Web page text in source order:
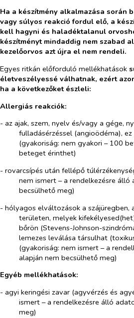
Ha a készítmény alkalmazása során
vagy súlyos reakció fordul elő, a
kell hagyni és haladéktalanul
készítményt mindaddig nem szabad
kezelőorvos azt újra el nem rendeli.
Egyes ritkán előforduló mellékhatások
életveszélyessé válhatnak, ezért
ha a következőket észleli:
Allergiás reakciók:
- az ajak, szem, nyelv és/vagy a gége,
fulladásérzéssel (angioödéma),
(gyakoriság: nem gyakori – 100
beteget érinthet)
- rovarcsípés után fellépő
nem ismert – a rendelkezésre álló
becsülhető meg)
- hólyagos elváltozások a szájüregben,
területen, melyek
bőrön (Stevens-Johnson-
lemezes leválása társulhat
(gyakoriság: nem ismert – a
alapján nem becsülhető meg)
Egyéb mellékhatások:
- agyi keringési zavar (agyvérzés és
ismert – a rendelkezésre álló
meg)